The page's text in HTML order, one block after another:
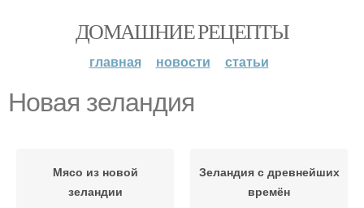
ДОМАШНИЕ РЕЦЕПТЫ
главная новости статьи
Новая зеландия
Мясо из новой
зеландии
Зеландия с древнейших
времён